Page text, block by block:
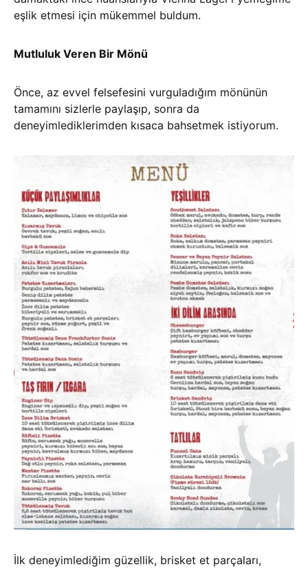
eşlik etmesi için mükemmel buldum.
Mutluluk Veren Bir Mönü
Önce, az evvel felsefesini vurguladığım mönünün
tamamını sizlerle paylaşıp, sonra da
deneyimlediklerimden kısaca bahsetmek istiyorum.
İlk deneyimlediğim güzellik, brisket et parçaları,